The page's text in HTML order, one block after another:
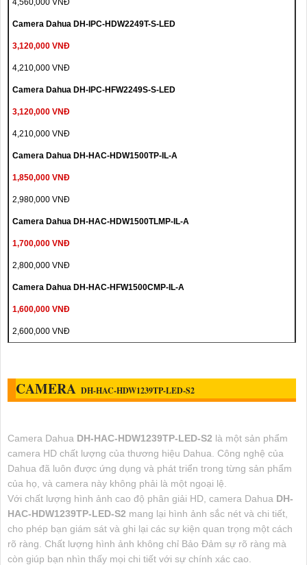
4,560,000 VNĐ
Camera Dahua DH-IPC-HDW2249T-S-LED
3,120,000 VNĐ
4,210,000 VNĐ
Camera Dahua DH-IPC-HFW2249S-S-LED
3,120,000 VNĐ
4,210,000 VNĐ
Camera Dahua DH-HAC-HDW1500TP-IL-A
1,850,000 VNĐ
2,980,000 VNĐ
Camera Dahua DH-HAC-HDW1500TLMP-IL-A
1,700,000 VNĐ
2,800,000 VNĐ
Camera Dahua DH-HAC-HFW1500CMP-IL-A
1,600,000 VNĐ
2,600,000 VNĐ
CAMERA DH-HAC-HDW1239TP-LED-S2
Camera Dahua DH-HAC-HDW1239TP-LED-S2 là một sản phẩm
camera HD chất lượng của thương hiệu Dahua. Công nghệ của
Dahua đã luôn được ứng dụng và phát triển trong từng sản phẩm
của họ, và camera này không phải là một ngoại lệ.
Với chất lượng hình ảnh cao độ phân giải HD, camera Dahua DH-
HAC-HDW1239TP-LED-S2 mang lại hình ảnh sắc nét và chi tiết,
cho phép bạn giám sát và ghi lại các sự kiện quan trọng một cách
rõ ràng. Chất lượng hình ảnh không chỉ Bảo Đảm sự rõ ràng mà
còn giúp bạn nhìn thấy mọi chi tiết với sự chính xác cao.